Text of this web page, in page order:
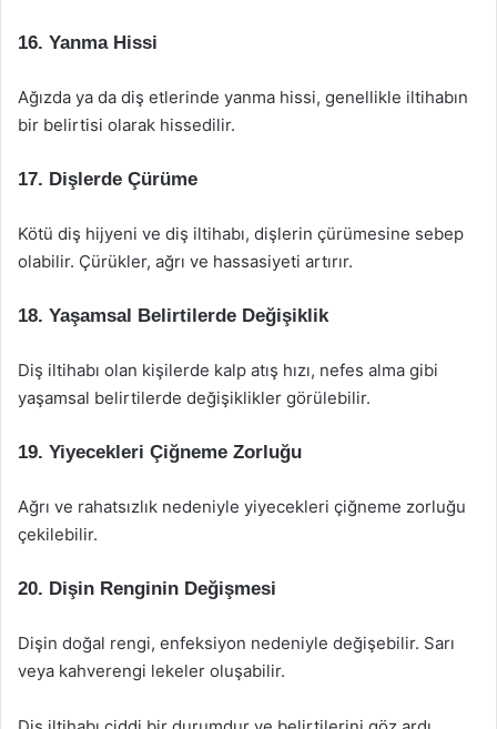
16. Yanma Hissi
Ağızda ya da diş etlerinde yanma hissi, genellikle iltihabın
bir belirtisi olarak hissedilir.
17. Dişlerde Çürüme
Kötü diş hijyeni ve diş iltihabı, dişlerin çürümesine sebep
olabilir. Çürükler, ağrı ve hassasiyeti artırır.
18. Yaşamsal Belirtilerde Değişiklik
Diş iltihabı olan kişilerde kalp atış hızı, nefes alma gibi
yaşamsal belirtilerde değişiklikler görülebilir.
19. Yiyecekleri Çiğneme Zorluğu
Ağrı ve rahatsızlık nedeniyle yiyecekleri çiğneme zorluğu
çekilebilir.
20. Dişin Renginin Değişmesi
Dişin doğal rengi, enfeksiyon nedeniyle değişebilir. Sarı
veya kahverengi lekeler oluşabilir.